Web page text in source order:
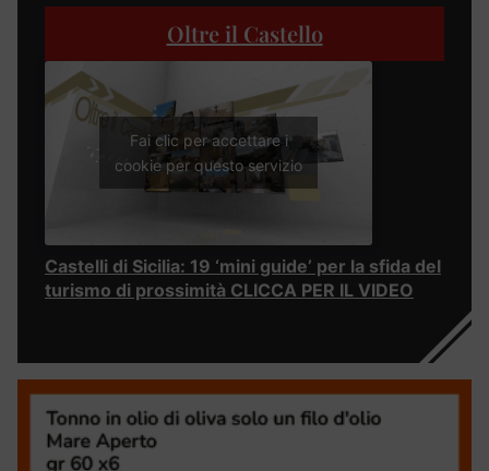
Oltre il Castello
Fai clic per accettare i
cookie per questo servizio
Castelli di Sicilia: 19 ‘mini guide’ per la sfida del
turismo di prossimità CLICCA PER IL VIDEO